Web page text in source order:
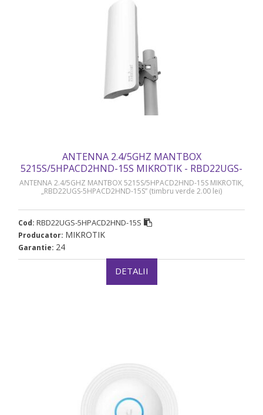
ANTENNA 2.4/5GHZ MANTBOX
5215S/5HPACD2HND-15S MIKROTIK - RBD22UGS-
5HPACD2HND-15S
ANTENNA 2.4/5GHZ MANTBOX 5215S/5HPACD2HND-15S MIKROTIK,
„RBD22UGS-5HPACD2HND-15S” (timbru verde 2.00 lei)
Cod: RBD22UGS-5HPACD2HND-15S
Producator: MIKROTIK
Garantie: 24
DETALII